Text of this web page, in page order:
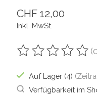
CHF 12,00
Inkl. MwSt.
Die Bewertung
Auf Lager (4)
Verfügbarkeit im